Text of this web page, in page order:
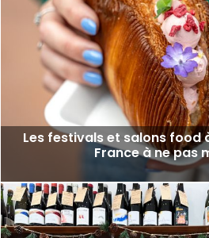
Les festivals et salons food
France à ne pas